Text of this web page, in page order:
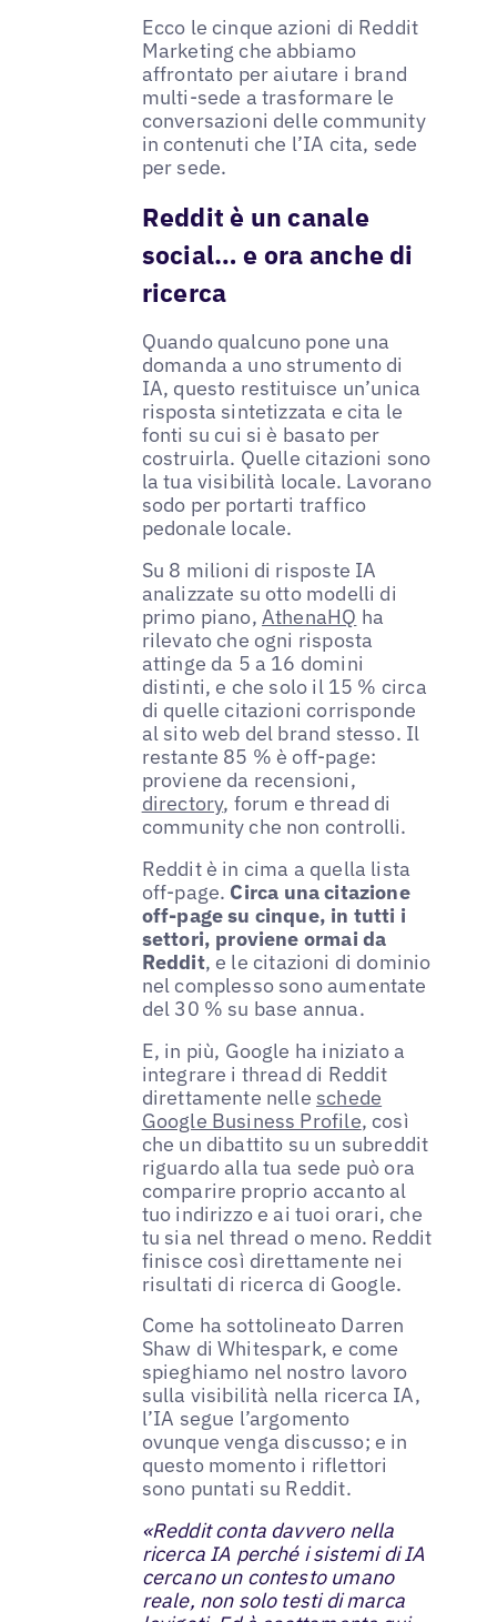
Ecco le cinque azioni di Reddit
Marketing che abbiamo
affrontato per aiutare i brand
multi-sede a trasformare le
conversazioni delle community
in contenuti che l’IA cita, sede
per sede.
Reddit è un canale
social… e ora anche di
ricerca
Quando qualcuno pone una
domanda a uno strumento di
IA, questo restituisce un’unica
risposta sintetizzata e cita le
fonti su cui si è basato per
costruirla. Quelle citazioni sono
la tua visibilità locale. Lavorano
sodo per portarti traffico
pedonale locale.
Su 8 milioni di risposte IA
analizzate su otto modelli di
primo piano, AthenaHQ ha
rilevato che ogni risposta
attinge da 5 a 16 domini
distinti, e che solo il 15 % circa
di quelle citazioni corrisponde
al sito web del brand stesso. Il
restante 85 % è off-page:
proviene da recensioni,
directory, forum e thread di
community che non controlli.
Reddit è in cima a quella lista
off-page. Circa una citazione
off-page su cinque, in tutti i
settori, proviene ormai da
Reddit, e le citazioni di dominio
nel complesso sono aumentate
del 30 % su base annua.
E, in più, Google ha iniziato a
integrare i thread di Reddit
direttamente nelle schede
Google Business Profile, così
che un dibattito su un subreddit
riguardo alla tua sede può ora
comparire proprio accanto al
tuo indirizzo e ai tuoi orari, che
tu sia nel thread o meno. Reddit
finisce così direttamente nei
risultati di ricerca di Google.
Come ha sottolineato Darren
Shaw di Whitespark, e come
spieghiamo nel nostro lavoro
sulla visibilità nella ricerca IA,
l’IA segue l’argomento
ovunque venga discusso; e in
questo momento i riflettori
sono puntati su Reddit.
«Reddit conta davvero nella
ricerca IA perché i sistemi di IA
cercano un contesto umano
reale, non solo testi di marca